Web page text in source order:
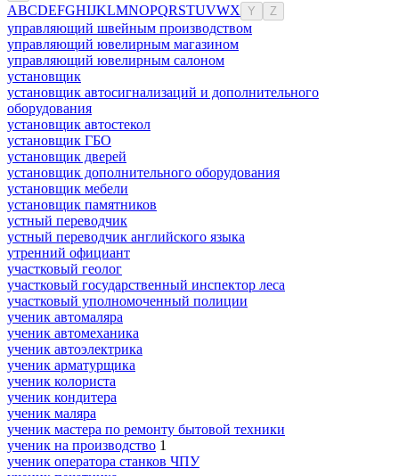
ABCDEFGHIJKLMNOPQRSTUVWX Y Z
управляющий швейным производством
управляющий ювелирным магазином
управляющий ювелирным салоном
установщик
установщик автосигнализаций и дополнительного
оборудования
установщик автостекол
установщик ГБО
установщик дверей
установщик дополнительного оборудования
установщик мебели
установщик памятников
устный переводчик
устный переводчик английского языка
утренний официант
участковый геолог
участковый государственный инспектор леса
участковый уполномоченный полиции
ученик автомаляра
ученик автомеханика
ученик автоэлектрика
ученик арматурщика
ученик колориста
ученик кондитера
ученик маляра
ученик мастера по ремонту бытовой техники
ученик на производство 1
ученик оператора станков ЧПУ